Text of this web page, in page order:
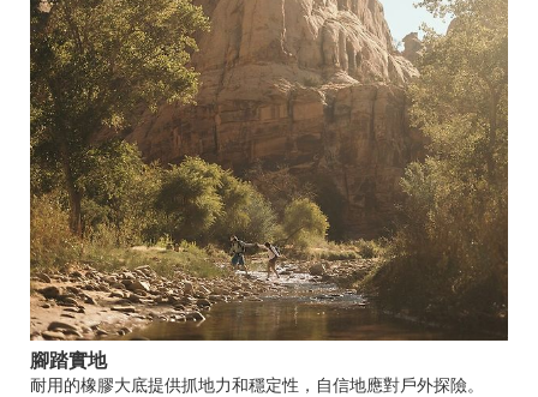
腳踏實地
耐用的橡膠大底提供抓地力和穩定性，自信地應對戶外探險。